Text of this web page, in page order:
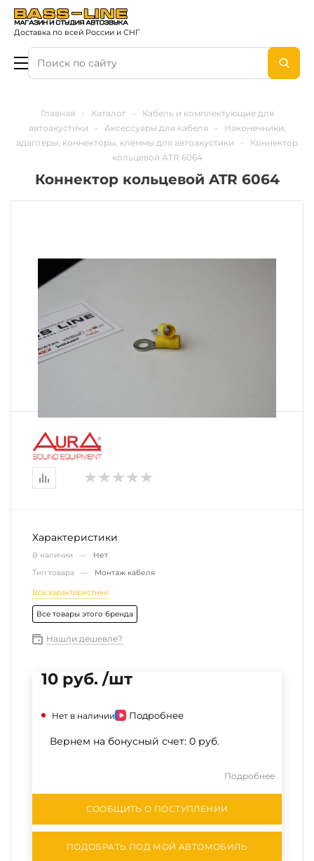
Доставка по всей России и СНГ
Главная - Каталог -
Кабель и комплектующие для
автоакустики
- Аксессуары для кабеля -
Наконечники,
адаптеры, коннекторы, клеммы для автоакустики
-
Коннектор
кольцевой ATR 6064
Коннектор кольцевой ATR 6064
Характеристики
В наличии — Нет
Тип товара — Монтаж кабеля
Все характеристики
Все товары этого бренда
Нашли дешевле?
10 руб. /шт
Нет в наличии Подробнее
Вернем на бонусный счет: 0 руб.
Подробнее
СООБЩИТЬ О ПОСТУПЛЕНИИ
ПОДОБРАТЬ ПОД МОЙ АВТОМОБИЛЬ